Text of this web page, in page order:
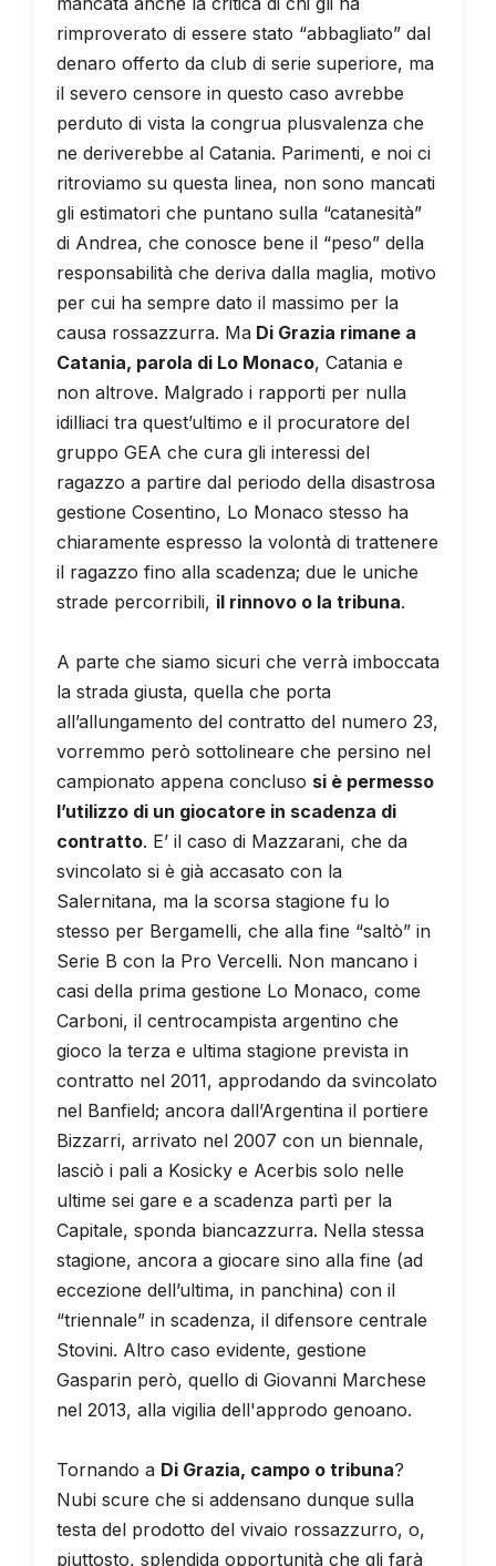
rimproverato di essere stato “abbagliato” dal
denaro offerto da club di serie superiore, ma
il severo censore in questo caso avrebbe
perduto di vista la congrua plusvalenza che
ne deriverebbe al Catania. Parimenti, e noi ci
ritroviamo su questa linea, non sono mancati
gli estimatori che puntano sulla “catanesità”
di Andrea, che conosce bene il “peso” della
responsabilità che deriva dalla maglia, motivo
per cui ha sempre dato il massimo per la
causa rossazzurra. MaDi Grazia rimane a
Catania, parola di Lo Monaco, Catania e
non altrove. Malgrado i rapporti per nulla
idilliaci tra quest’ultimo e il procuratore del
gruppo GEA che cura gli interessi del
ragazzo a partire dal periodo della disastrosa
gestione Cosentino, Lo Monaco stesso ha
chiaramente espresso la volontà di trattenere
il ragazzo fino alla scadenza; due le uniche
strade percorribili, il rinnovo o la tribuna.
A parte che siamo sicuri che verrà imboccata
la strada giusta, quella che porta
all’allungamento del contratto del numero 23,
vorremmo però sottolineare che persino nel
campionato appena concluso si è permesso
l’utilizzo di un giocatore in scadenza di
contratto. E’ il caso di Mazzarani, che da
svincolato si è già accasato con la
Salernitana, ma la scorsa stagione fu lo
stesso per Bergamelli, che alla fine “saltò” in
Serie B con la Pro Vercelli. Non mancano i
casi della prima gestione Lo Monaco, come
Carboni, il centrocampista argentino che
gioco la terza e ultima stagione prevista in
contratto nel 2011, approdando da svincolato
nel Banfield; ancora dall’Argentina il portiere
Bizzarri, arrivato nel 2007 con un biennale,
lasciò i pali a Kosicky e Acerbis solo nelle
ultime sei gare e a scadenza partì per la
Capitale, sponda biancazzurra. Nella stessa
stagione, ancora a giocare sino alla fine (ad
eccezione dell’ultima, in panchina) con il
“triennale” in scadenza, il difensore centrale
Stovini. Altro caso evidente, gestione
Gasparin però, quello di Giovanni Marchese
nel 2013, alla vigilia dell'approdo genoano.
Tornando a Di Grazia, campo o tribuna?
Nubi scure che si addensano dunque sulla
testa del prodotto del vivaio rossazzurro, o,
piuttosto, splendida opportunità che gli farà